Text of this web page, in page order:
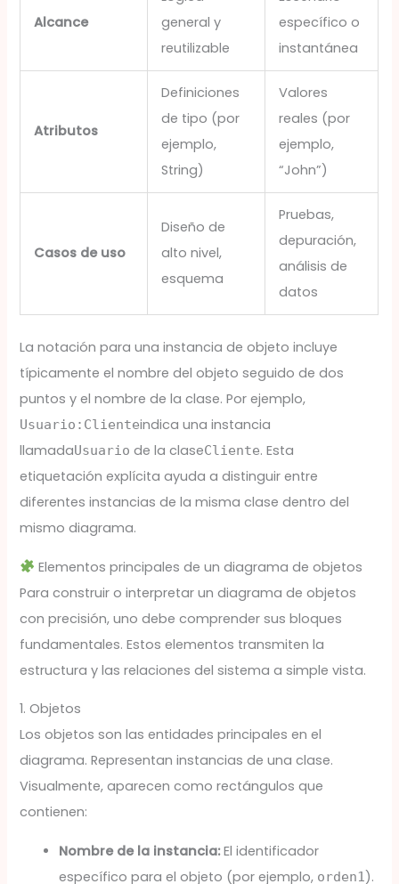
Alcance
general y
reutilizable
específico o
instantánea
Atributos
Definiciones
de tipo (por
ejemplo,
String)
Valores
reales (por
ejemplo,
“John”)
Casos de uso
Diseño de
alto nivel,
esquema
Pruebas,
depuración,
análisis de
datos
La notación para una instancia de objeto incluye
típicamente el nombre del objeto seguido de dos
puntos y el nombre de la clase. Por ejemplo,
Usuario:Clienteindica una instancia
llamadaUsuario de la claseCliente. Esta
etiquetación explícita ayuda a distinguir entre
diferentes instancias de la misma clase dentro del
mismo diagrama.
Elementos principales de un diagrama de objetos
Para construir o interpretar un diagrama de objetos
con precisión, uno debe comprender sus bloques
fundamentales. Estos elementos transmiten la
estructura y las relaciones del sistema a simple vista.
1. Objetos
Los objetos son las entidades principales en el
diagrama. Representan instancias de una clase.
Visualmente, aparecen como rectángulos que
contienen:
Nombre de la instancia:El identificador
específico para el objeto (por ejemplo, orden1).